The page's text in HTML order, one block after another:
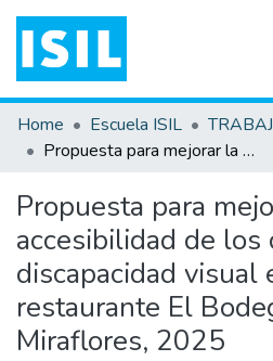
All of DSpace
Statistics
Documentos ▾
Home Escuela ISIL
Propuesta para mejorar la accesibilidad de los clientes con discapacidad visual en el restaurante El Bodegón de Miraflores, 2025
Propuesta para
accesibilidad de los
discapacidad visual
restaurante El
Miraflores, 2025